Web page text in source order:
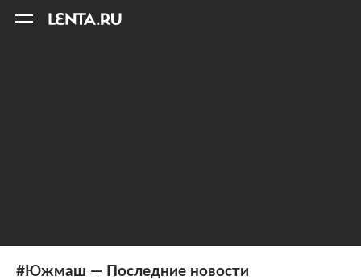
#Южмаш — Последние новости